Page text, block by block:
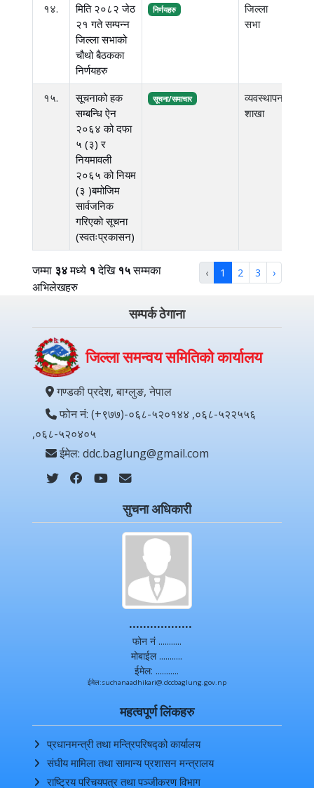
१४.
मिति २०८२ जेठ
२१ गते सम्पन्न
जिल्ला सभाको
चौथो बैठकका
निर्णयहरु
निर्णयहरु
जिल्ला
सभा
१५.
सूचनाको हक
सम्बन्धि ऐन
२०६४ को दफा
५ (३) र
नियमावली
२०६५ को नियम
(३ )बमोजिम
सार्वजनिक
गरिएको सूचना
(स्वतःप्रकासन)
सूचना/समाचार
व्यवस्थापन
शाखा
जम्मा ३४मध्ये १देखि१५सम्मका
अभिलेखहरु
‹ 1 2 3 ›
सम्पर्क ठेगाना
जिल्ला समन्वय समितिको कार्यालय
गण्डकी प्रदेश, बाग्लुङ, नेपाल
फोन नं: (+९७७)-०६८-५२०१४४ ,०६८-५२२५५६
,०६८-५२०४०५
ईमेल: ddc.baglung@gmail.com
सुचना अधिकारी
..................
फोन नं ...........
मोबाईल ...........
ईमेल: ...........
ईमेल:suchanaadhikari@.dccbaglung.gov.np
महत्वपूर्ण लिंकहरु
प्रधानमन्त्री तथा मन्त्रिपरिषद्को कार्यालय
संघीय मामिला तथा सामान्य प्रशासन मन्त्रालय
राष्ट्रिय परिचयपत्र तथा पञ्‍जीकरण विभाग